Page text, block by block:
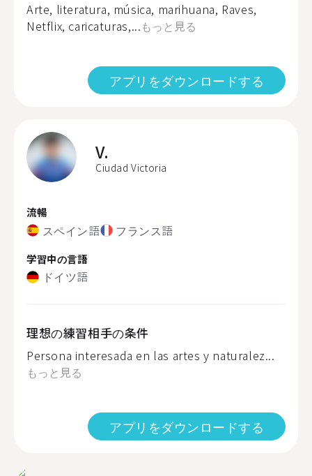
Arte, literatura, música, marihuana, Raves,
Netflix, caricaturas,...もっと見る
アプリをダウンロードする
V.
Ciudad Victoria
流暢
スペイン語 フランス語
学習中の言語
ドイツ語
理想の練習相手の条件
Persona interesada en las artes y naturalez...
もっと見る
アプリをダウンロードする